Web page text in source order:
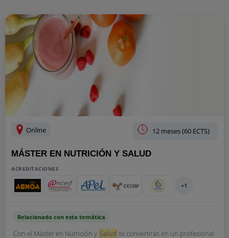
Online 12 meses (60 ECTS)
MÁSTER EN NUTRICIÓN Y SALUD
ACREDITACIONES
+1
Relacionado con esta temática
Con el Máster en Nutrición y Salud te convertirás en un profesional